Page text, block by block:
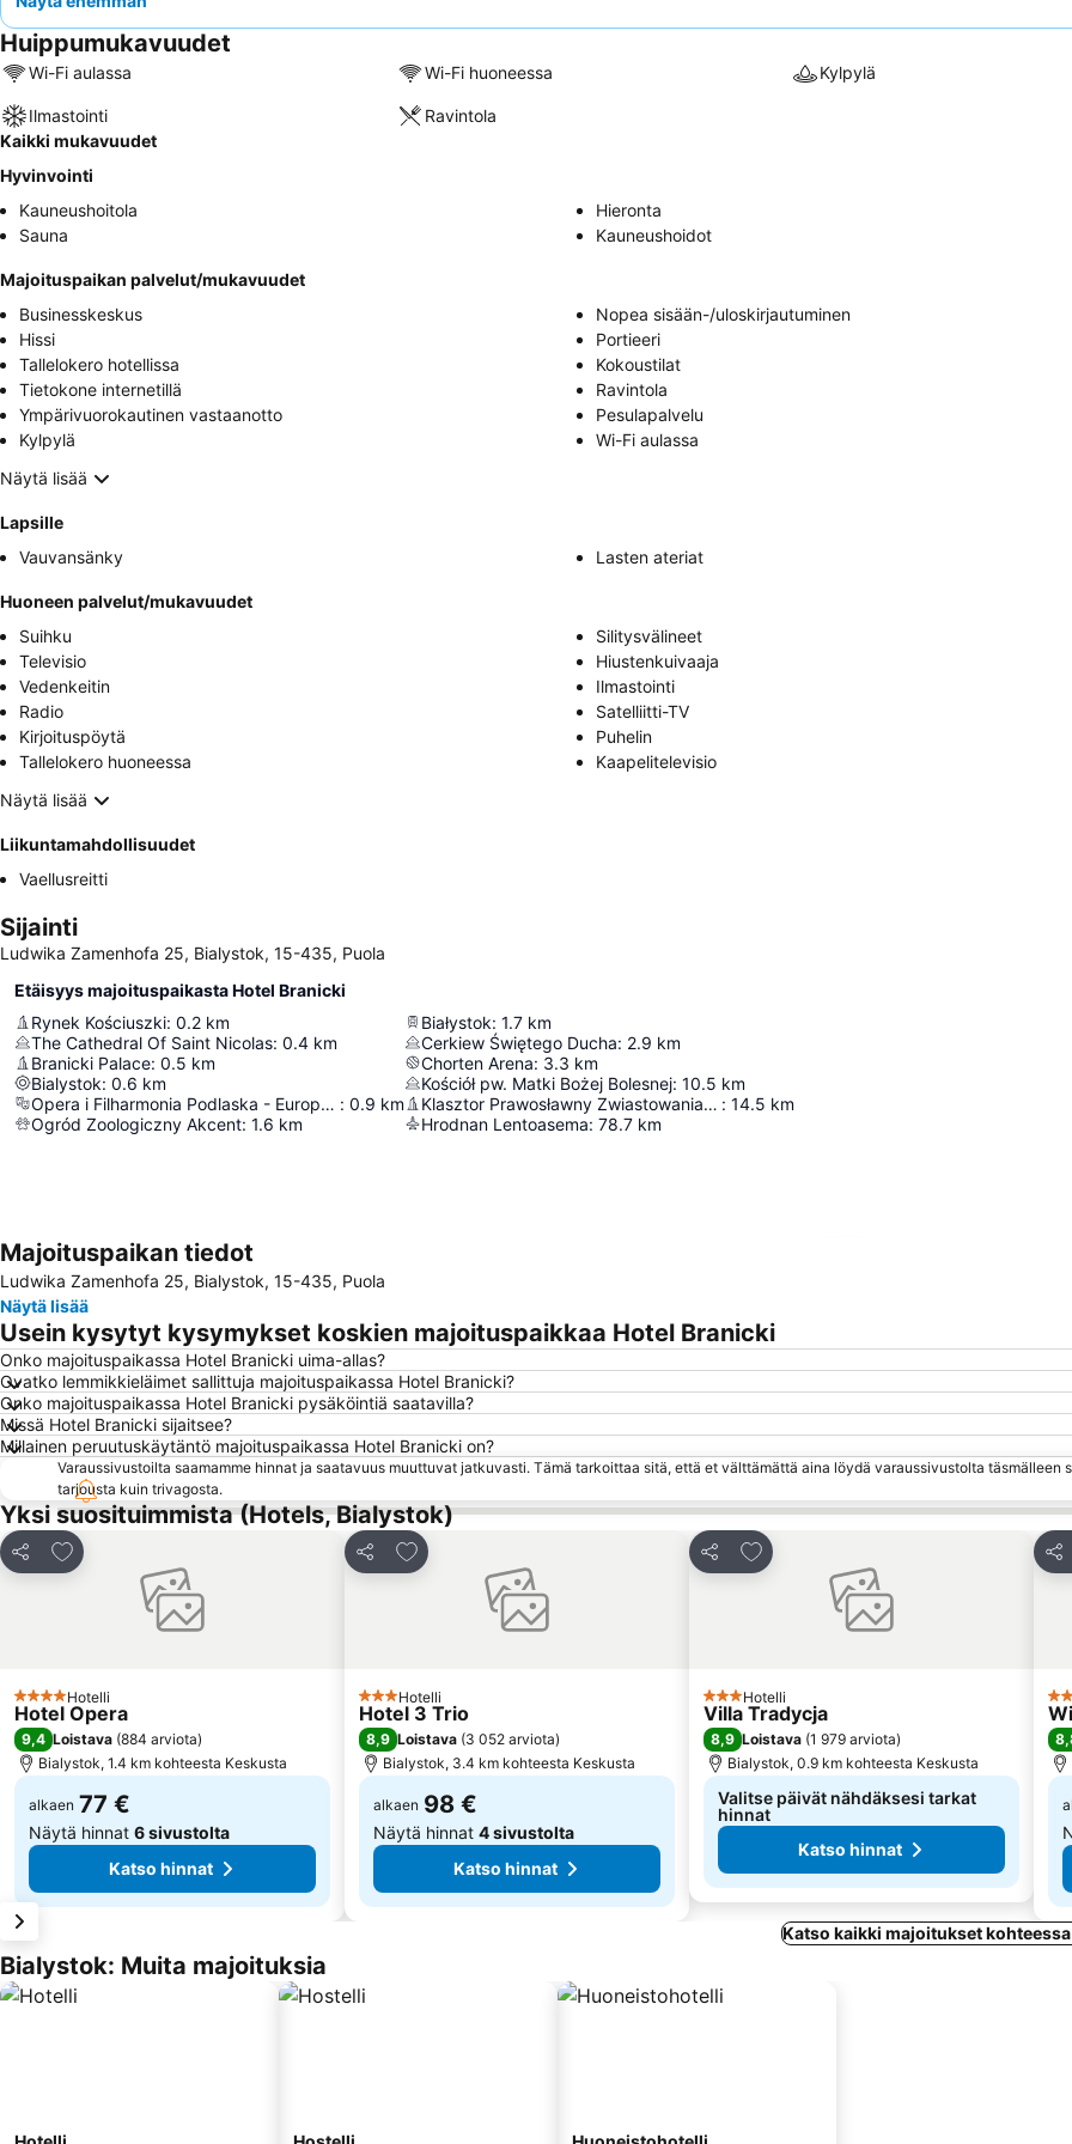
Huippumukavuudet
Wi-Fi aulassa Wi-Fi huoneessa Kylpylä
Ilmastointi
Ravintola
Kaikki mukavuudet
Hyvinvointi
Kauneushoitola
Hieronta
Sauna
Kauneushoidot
Majoituspaikan palvelut/mukavuudet
Businesskeskus
Nopea sisään-/uloskirjautuminen
Hissi
Portieeri
Tallelokero hotellissa
Kokoustilat
Tietokone internetillä
Ravintola
Ympärivuorokautinen vastaanotto
Pesulapalvelu
Kylpylä
Wi-Fi aulassa
Näytä lisää
Lapsille
Vauvansänky
Lasten ateriat
Huoneen palvelut/mukavuudet
Suihku
Silitysvälineet
Televisio
Hiustenkuivaaja
Vedenkeitin
Ilmastointi
Radio
Satelliitti-TV
Kirjoituspöytä
Puhelin
Tallelokero huoneessa
Kaapelitelevisio
Näytä lisää
Liikuntamahdollisuudet
Vaellusreitti
Sijainti
Ludwika Zamenhofa 25, Bialystok, 15-435, Puola
Etäisyys majoituspaikasta Hotel Branicki
Rynek Kościuszki: 0.2 km
The Cathedral Of Saint Nicolas: 0.4 km
Branicki Palace: 0.5 km
Bialystok: 0.6 km
Opera i Filharmonia Podlaska - Europejskie Centrum Sztuki : 0.9 km
Ogród Zoologiczny Akcent: 1.6 km
Białystok: 1.7 km
Cerkiew Świętego Ducha: 2.9 km
Chorten Arena: 3.3 km
Kościół pw. Matki Bożej Bolesnej: 10.5 km
Klasztor Prawosławny Zwiastowania Nmp : 14.5 km
Hrodnan Lentoasema: 78.7 km
Majoituspaikan tiedot
Ludwika Zamenhofa 25, Bialystok, 15-435, Puola
Näytä lisää
Usein kysytyt kysymykset koskien majoituspaikkaa Hotel Branicki
Onko majoituspaikassa Hotel Branicki uima-allas?
Ovatko lemmikkieläimet sallittuja majoituspaikassa Hotel Branicki?
Onko majoituspaikassa Hotel Branicki pysäköintiä saatavilla?
Missä Hotel Branicki sijaitsee?
Millainen peruutuskäytäntö majoituspaikassa Hotel Branicki on?
Varaussivustoilta saamamme hinnat ja saatavuus muuttuvat jatkuvasti. Tämä tarkoittaa sitä, että et välttämättä aina löydä varaussivustolta täsmälleen
tarjousta kuin trivagosta.
Yksi suosituimmista (Hotels, Bialystok)
Jaa
Lisää suosikkeihin
4 Tähtiluokitus
Hotelli
Hotel Opera
9,4 Loistava (884 arviota)
Bialystok, 1.4 km kohteesta Keskusta
alkaen 77 €
Näytä hinnat 6 sivustolta
Katso hinnat
Jaa
Lisää suosikkeihin
3 Tähtiluokitus
Hotelli
Hotel 3 Trio
8,9 Loistava (3 052 arviota)
Bialystok, 3.4 km kohteesta Keskusta
alkaen 98 €
Näytä hinnat 4 sivustolta
Katso hinnat
Jaa
Lisää suosikkeihin
3 Tähtiluokitus
Hotelli
Villa Tradycja
8,9 Loistava (1 979 arviota)
Bialystok, 0.9 km kohteesta Keskusta
Valitse päivät nähdäksesi tarkat
hinnat
Katso hinnat
Jaa
3
Katso kaikki majoitukset
Bialystok: Muita majoituksia